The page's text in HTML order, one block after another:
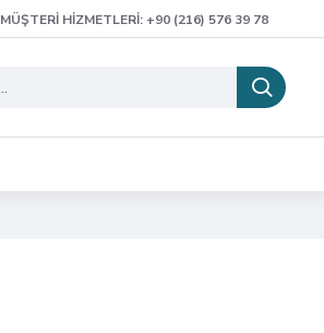
MÜŞTERI HIZMETLERI: +90 (216) 576 39 78